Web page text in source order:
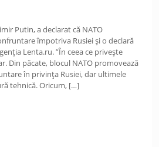
Putin, a declarat că NATO
împotriva Rusiei și o declară
Lenta.ru. ”În ceea ce privește
Din păcate, blocul NATO promovează
în privința Rusiei, dar ultimele
tehnică. Oricum, […]